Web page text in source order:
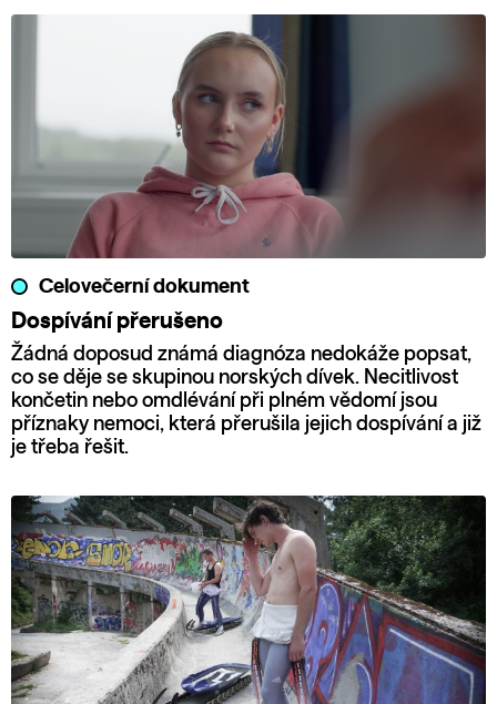
Celovečerní dokument
Dospívání přerušeno
Žádná doposud známá diagnóza nedokáže popsat,
co se děje se skupinou norských dívek. Necitlivost
končetin nebo omdlévání při plném vědomí jsou
příznaky nemoci, která přerušila jejich dospívání a již
je třeba řešit.